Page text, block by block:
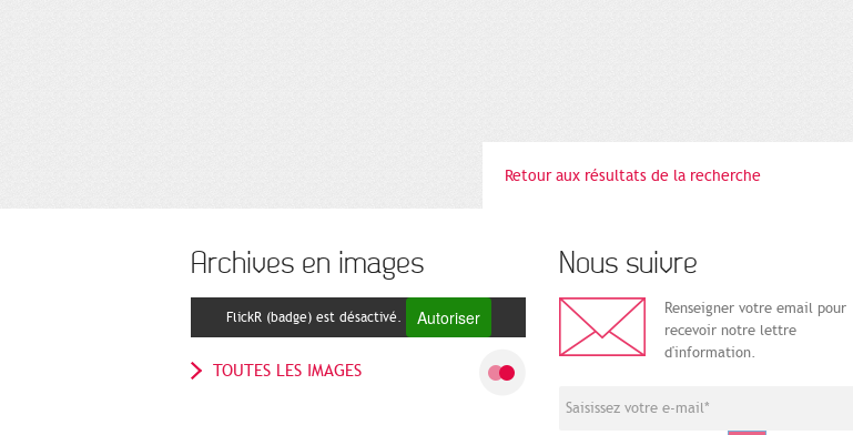
Retour aux résultats de la recherche
Archives en images
FlickR (badge) est désactivé. Autoriser
TOUTES LES IMAGES
Nous suivre
Renseigner votre email pour
recevoir notre lettre
d'information.